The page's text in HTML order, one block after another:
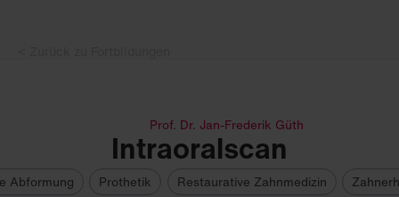
Prof. Dr. Jan-Frederik Güth
Intraoralscan
Abformung Prothetik Restaurative Zahnmedizin